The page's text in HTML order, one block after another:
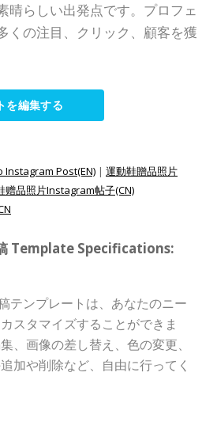
晴らしい出発点です。プロフェ
くの注目、クリック、顧客を獲
を編集する
Post(EN) | 運動鞋贈品照片
赠品照片Instagram帖子(CN)
Template Specifications:
テンプレートは、あなたのニー
スタマイズすることができま
、画像の差し替え、色の変更、
加や削除など、自由に行ってく